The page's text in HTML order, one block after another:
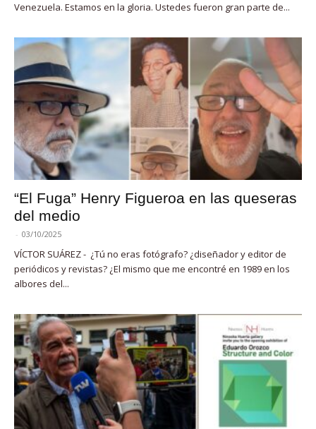
Venezuela. Estamos en la gloria. Ustedes fueron gran parte de...
“El Fuga” Henry Figueroa en las queseras
del medio
- 03/10/2025
VÍCTOR SUÁREZ - ¿Tú no eras fotógrafo? ¿diseñador y editor de
periódicos y revistas? ¿El mismo que me encontré en 1989 en los
albores del...